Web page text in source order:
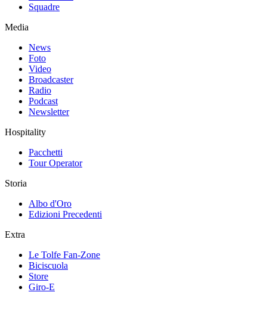
Squadre
Media
News
Foto
Video
Broadcaster
Radio
Podcast
Newsletter
Hospitality
Pacchetti
Tour Operator
Storia
Albo d'Oro
Edizioni Precedenti
Extra
Le Tolfe Fan-Zone
Biciscuola
Store
Giro-E